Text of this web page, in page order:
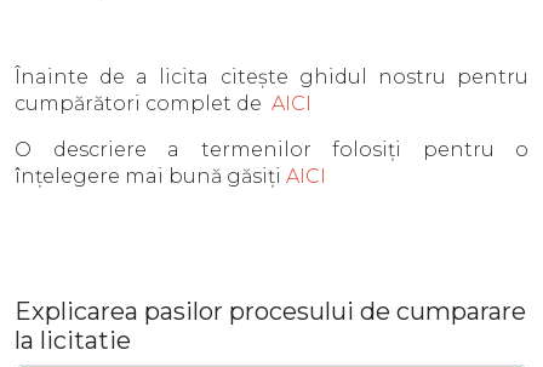
Înainte de a licita citește ghidul nostru pentru
cumpărători complet de AICI
O descriere a termenilor folosiți pentru o
înțelegere mai bună găsiți AICI
Explicarea pasilor procesului de cumparare
la licitatie